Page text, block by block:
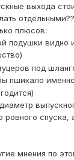
выхода
плюсов:
подушки видно
под
пшикало
спуска,
мнения по